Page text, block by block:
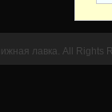
лавка. All Rights